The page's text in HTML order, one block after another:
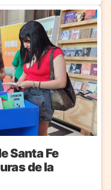
Santa Fe
de la